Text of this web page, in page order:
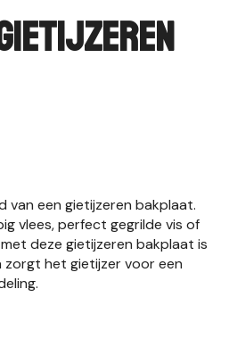
van een gietijzeren bakplaat.
vlees, perfect gegrilde vis of
deze gietijzeren bakplaat is
zorgt het gietijzer voor een
is